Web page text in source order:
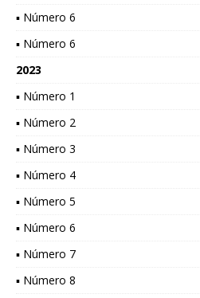
▪ Número 6
▪ Número 6
2023
▪ Número 1
▪ Número 2
▪ Número 3
▪ Número 4
▪ Número 5
▪ Número 6
▪ Número 7
▪ Número 8